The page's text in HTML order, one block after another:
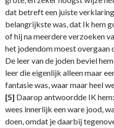
dat betreft een juiste
belangrijkste was, dat Ik hem
of hij na meerdere verzoeken
het jodendom moest
De leer van de joden beviel
leer die eigenlijk alleen maar
fantasie was, waar maar heel
[5] Daarop antwoordde IK
wees innerlijk een ware jood,
doen, omdat je daarbij